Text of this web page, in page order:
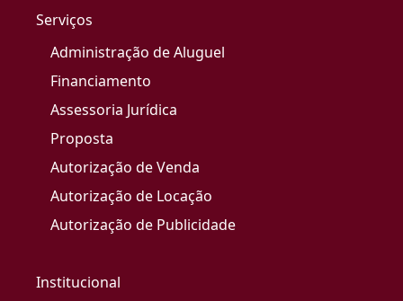
Serviços
Administração de Aluguel
Financiamento
Assessoria Jurídica
Proposta
Autorização de Venda
Autorização de Locação
Autorização de Publicidade
Institucional